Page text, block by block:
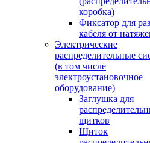
коробка)
Фиксатор для
кабеля от
Электрические
распределительные
(в том числе
электроустановочное
оборудование)
Заглушка для
щитков
Щиток